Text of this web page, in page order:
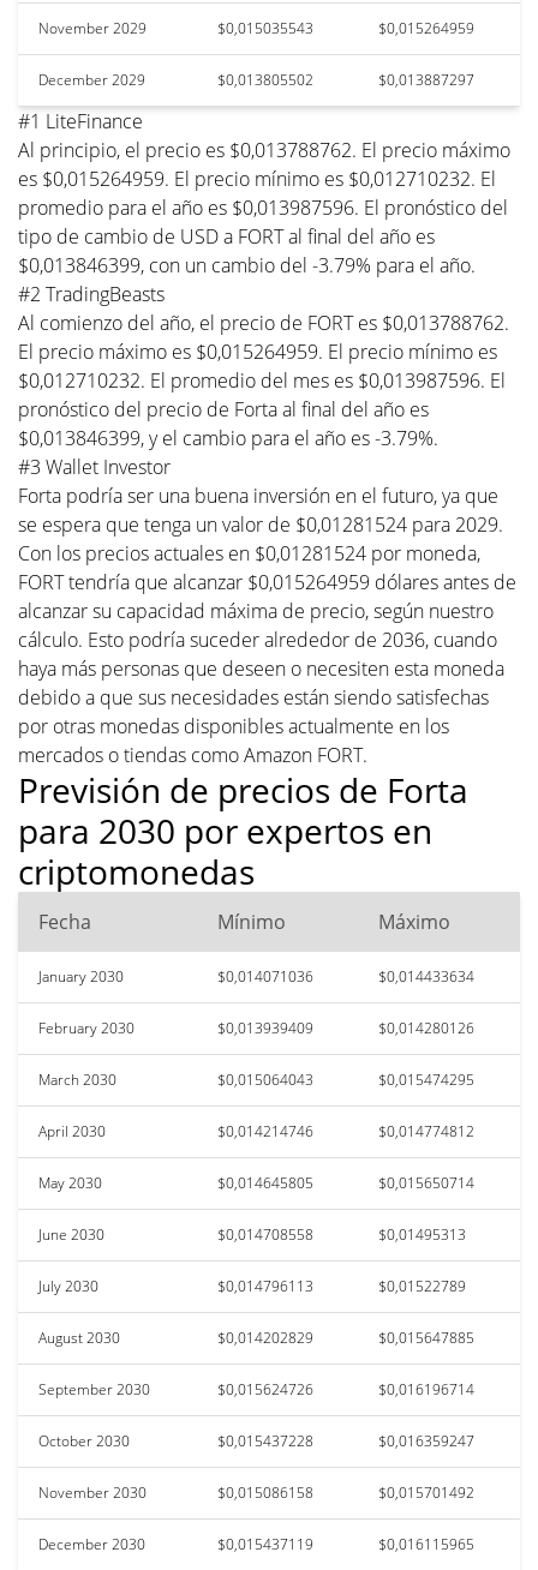
November 2029 $0,015035543 $0,015264959
December 2029 $0,013805502 $0,013887297
#1 LiteFinance
Al principio, el precio es $0,013788762. El precio máximo
es $0,015264959. El precio mínimo es $0,012710232. El
promedio para el año es $0,013987596. El pronóstico del
tipo de cambio de USD a FORT al final del año es
$0,013846399, con un cambio del -3.79% para el año.
#2 TradingBeasts
Al comienzo del año, el precio de FORT es $0,013788762.
El precio máximo es $0,015264959. El precio mínimo es
$0,012710232. El promedio del mes es $0,013987596. El
pronóstico del precio de Forta al final del año es
$0,013846399, y el cambio para el año es -3.79%.
#3 Wallet Investor
Forta podría ser una buena inversión en el futuro, ya que
se espera que tenga un valor de $0,01281524 para 2029.
Con los precios actuales en $0,01281524 por moneda,
FORT tendría que alcanzar $0,015264959 dólares antes de
alcanzar su capacidad máxima de precio, según nuestro
cálculo. Esto podría suceder alrededor de 2036, cuando
haya más personas que deseen o necesiten esta moneda
debido a que sus necesidades están siendo satisfechas
por otras monedas disponibles actualmente en los
mercados o tiendas como Amazon FORT.
Previsión de precios de Forta
para 2030 por expertos en
criptomonedas
Fecha Mínimo Máximo
January 2030 $0,014071036 $0,014433634
February 2030 $0,013939409 $0,014280126
March 2030 $0,015064043 $0,015474295
April 2030 $0,014214746 $0,014774812
May 2030 $0,014645805 $0,015650714
June 2030 $0,014708558 $0,01495313
July 2030 $0,014796113 $0,01522789
August 2030 $0,014202829 $0,015647885
September 2030 $0,015624726 $0,016196714
October 2030 $0,015437228 $0,016359247
November 2030 $0,015086158 $0,015701492
December 2030 $0,015437119 $0,016115965